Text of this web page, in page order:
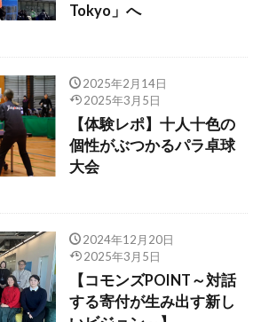
Tokyo」へ
2025年2月14日
2025年3月5日
【体験レポ】十人十色の
個性がぶつかるパラ卓球
大会
2024年12月20日
2025年3月5日
【コモンズPOINT～対話
する寄付が生み出す新し